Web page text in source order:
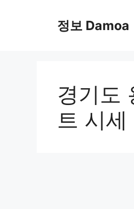
정보 Damoa
경기도
트 시